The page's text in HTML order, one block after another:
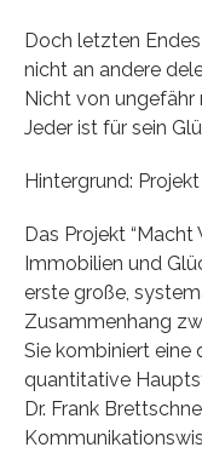
Doch letzten
nicht an andere
Nicht von ungefähr
Jeder ist für sein
Hintergrund:
Das Projekt
Immobilien und
erste große,
Zusammenhang
Sie kombiniert eine
quantitative
Dr. Frank